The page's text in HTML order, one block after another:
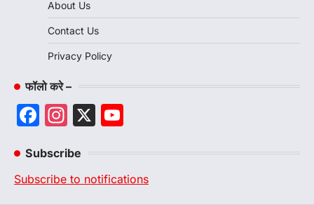
About Us
Contact Us
Privacy Policy
फॉलो करे –
Facebook
Instagram
X
Subscribe
Subscribe to notifications